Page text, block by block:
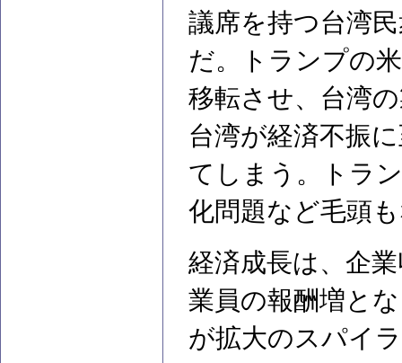
議席を持つ台湾
だ。トランプの
移転させ、台湾
台湾が経済不振
てしまう。トラ
化問題など毛頭
経済成長は、企
業員の報酬増と
が拡大のスパイ